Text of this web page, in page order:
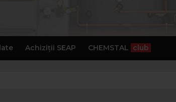
Achiziții SEAP CHEMSTAL club